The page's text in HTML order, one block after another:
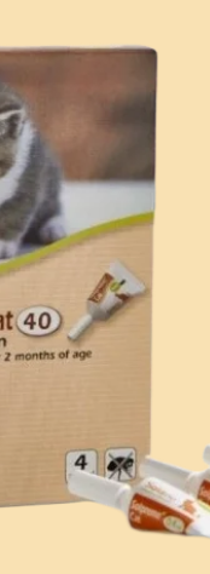
סל קניות